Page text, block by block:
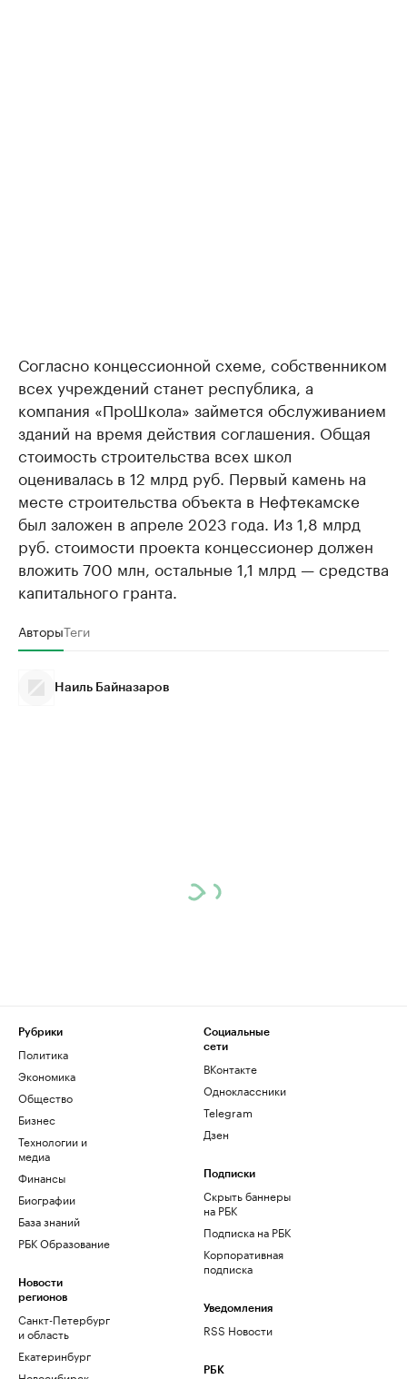
Согласно концессионной схеме, собственником
всех учреждений станет республика, а
компания «ПроШкола» займется обслуживанием
зданий на время действия соглашения. Общая
стоимость строительства всех школ
оценивалась в 12 млрд руб. Первый камень на
месте строительства объекта в Нефтекамске
был заложен в апреле 2023 года. Из 1,8 млрд
руб. стоимости проекта концессионер должен
вложить 700 млн, остальные 1,1 млрд — средства
капитального гранта.
АвторыТеги
Наиль Байназаров
Рубрики
Политика
Экономика
Общество
Бизнес
Технологии и
медиа
Финансы
Биографии
База знаний
РБК Образование
Новости
регионов
Санкт-Петербург
и область
Екатеринбург
Социальные
сети
ВКонтакте
Одноклассники
Telegram
Дзен
Подписки
Скрыть баннеры
на РБК
Подписка на РБК
Корпоративная
подписка
Уведомления
RSS Новости
РБК